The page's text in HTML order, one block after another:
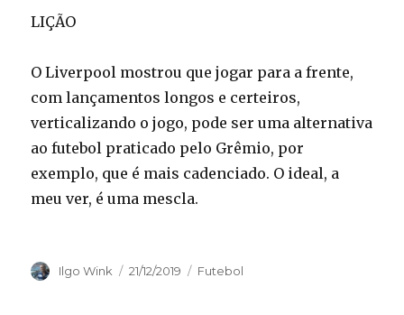
LIÇÃO
O Liverpool mostrou que jogar para a frente,
com lançamentos longos e certeiros,
verticalizando o jogo, pode ser uma alternativa
ao futebol praticado pelo Grêmio, por
exemplo, que é mais cadenciado. O ideal, a
meu ver, é uma mescla.
Autor
Ilgo Wink
Publicado
21/12/2019 Categorias
Futebol